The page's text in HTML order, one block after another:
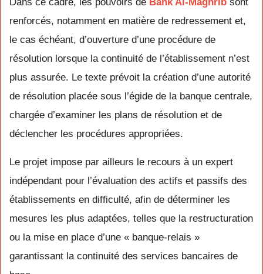
renforcés, notamment en matière de redressement et,
le cas échéant, d’ouverture d’une procédure de
résolution lorsque la continuité de l’établissement n’est
plus assurée. Le texte prévoit la création d’une autorité
de résolution placée sous l’égide de la banque centrale,
chargée d’examiner les plans de résolution et de
déclencher les procédures appropriées.
Le projet impose par ailleurs le recours à un expert
indépendant pour l’évaluation des actifs et passifs des
établissements en difficulté, afin de déterminer les
mesures les plus adaptées, telles que la restructuration
ou la mise en place d’une « banque-relais »
garantissant la continuité des services bancaires de